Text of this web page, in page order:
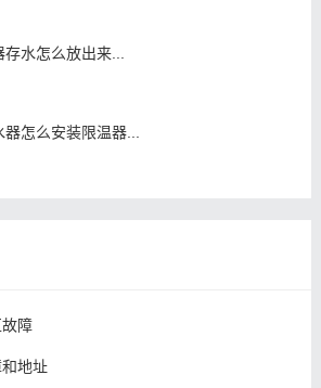
水怎么放出来...
器怎么安装限温器...
障
地址